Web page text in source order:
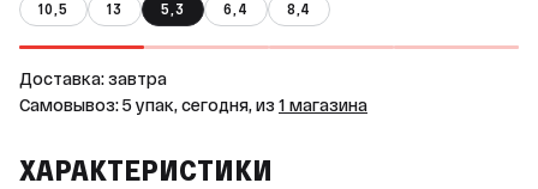
10,5 13 5,3 6,4 8,4
Доставка: завтра
Самовывоз: 5 упак, сегодня, из 1 магазина
ХАРАКТЕРИСТИКИ